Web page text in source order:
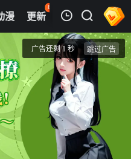
漫 更新
84
热榜 APP
第01期
Survivor